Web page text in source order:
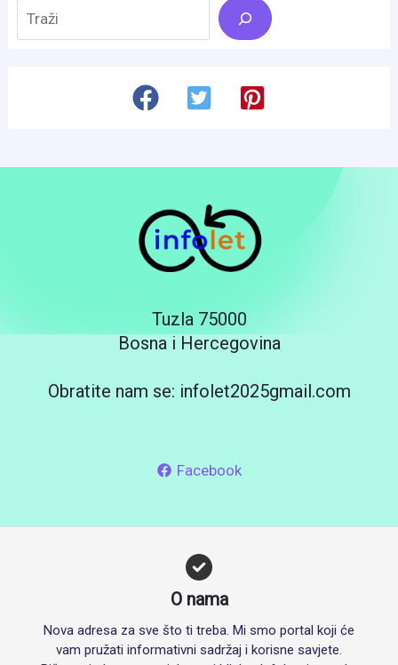
Search
Tuzla 75000
Bosna i Hercegovina
Obratite nam se: infolet2025gmail.com
Facebook
O nama
Nova adresa za sve što ti treba. Mi smo portal koji će
vam pružati informativni sadržaj i korisne savjete.